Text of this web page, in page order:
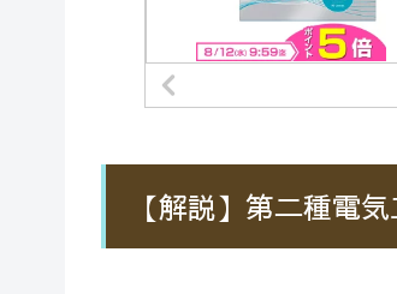
【解説】第二種電